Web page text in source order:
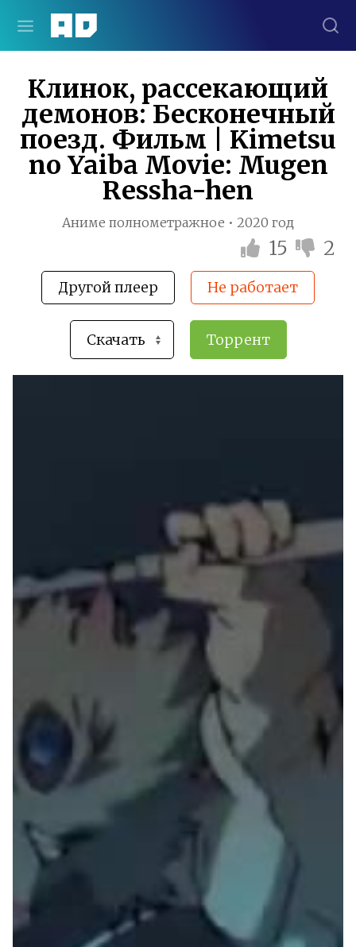
Клинок, рассекающий
демонов: Бесконечный
поезд. Фильм | Kimetsu
no Yaiba Movie: Mugen
Ressha-hen
Аниме полнометражное • 2020 год
15 2
Другой плеер Не работает
Торрент